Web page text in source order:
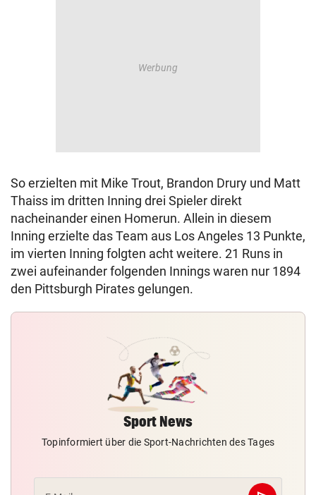
So erzielten mit Mike Trout, Brandon Drury und Matt
Thaiss im dritten Inning drei Spieler direkt
nacheinander einen Homerun. Allein in diesem
Inning erzielte das Team aus Los Angeles 13 Punkte,
im vierten Inning folgten acht weitere. 21 Runs in
zwei aufeinander folgenden Innings waren nur 1894
den Pittsburgh Pirates gelungen.
Sport News
Topinformiert über die Sport-Nachrichten des Tages